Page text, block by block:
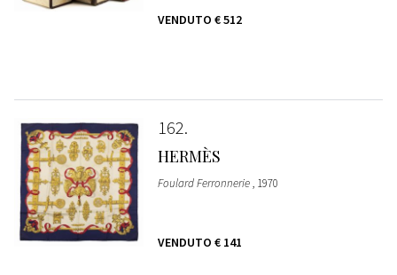
VENDUTO € 512
162
HERMÈS
Foulard Ferronnerie, 1970
VENDUTO € 141